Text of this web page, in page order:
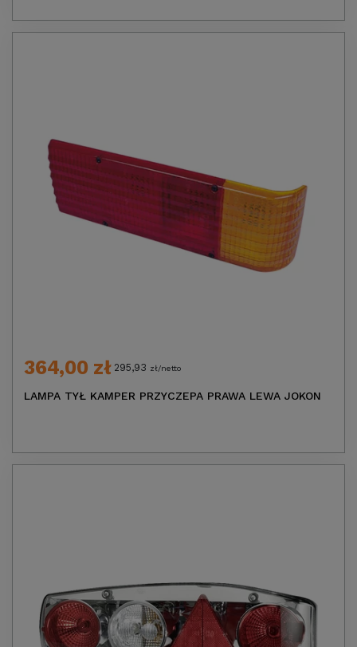
364,00 zł 295,93 zł/netto
LAMPA TYŁ KAMPER PRZYCZEPA PRAWA LEWA JOKON